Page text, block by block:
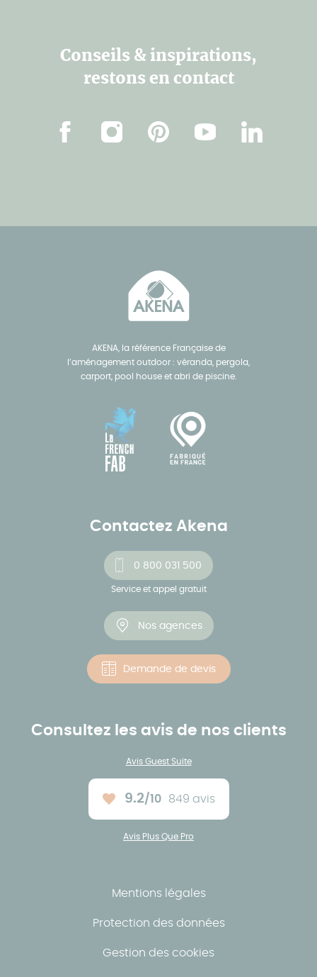
AKENA, la référence Française de
l’aménagement outdoor : véranda, pergola,
carport, pool house et abri de piscine.
Contactez Akena
0 800 031 500
Service et appel gratuit
Nos agences
Demande de devis
Consultez les avis de nos clients
Avis Guest Suite
Note moyenne :
9.2/10 849 avis
Avis Plus Que Pro
Conseils & inspirations,
restons en contact
FacebookInstagramPinterestYoutube
Mentions légales
Protection des données
Gestion des cookies